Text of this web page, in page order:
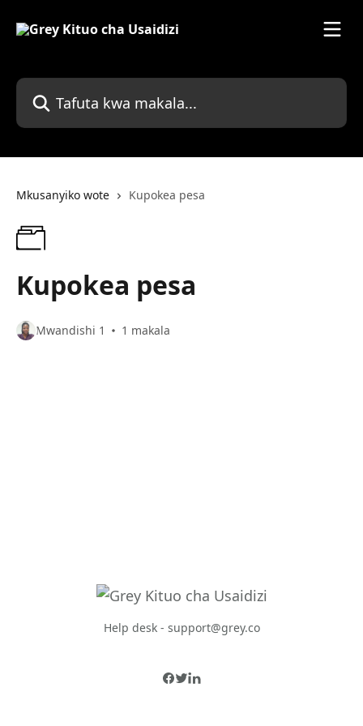
Tafuta kwa makala...
Mkusanyiko wote Kupokea pesa
Kupokea pesa
Mwandishi 1 1 makala
Help desk - support@grey.co